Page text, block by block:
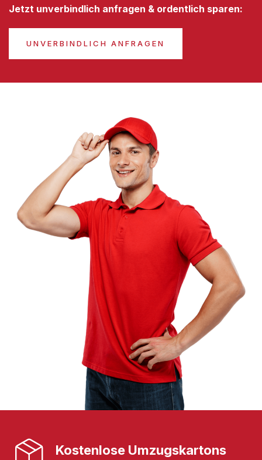
Jetzt unverbindlich anfragen & ordentlich sparen:
UNVERBINDLICH ANFRAGEN
Kostenlose Umzugskartons